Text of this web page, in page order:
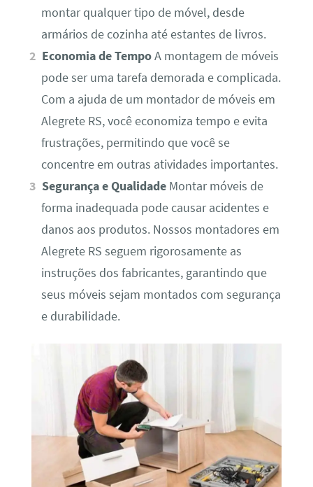
montar qualquer tipo de móvel, desde
armários de cozinha até estantes de livros.
Economia de TempoA montagem de móveis
pode ser uma tarefa demorada e complicada.
Com a ajuda de um montador de móveis em
Alegrete RS, você economiza tempo e evita
frustrações, permitindo que você se
concentre em outras atividades importantes.
Segurança e Qualidade Montar móveis de
forma inadequada pode causar acidentes e
danos aos produtos. Nossos montadores em
Alegrete RS seguem rigorosamente as
instruções dos fabricantes, garantindo que
seus móveis sejam montados com segurança
e durabilidade.